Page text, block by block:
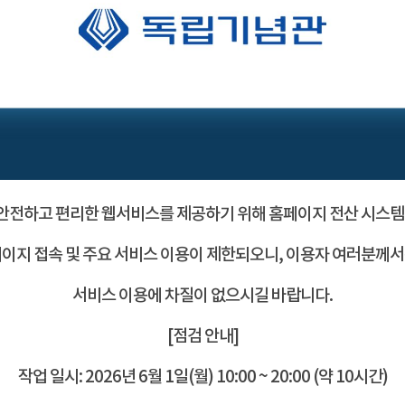
전하고 편리한 웹서비스를 제공하기 위해 홈페이지 전산 시스
지 접속 및 주요 서비스 이용이 제한되오니, 이용자 여러분께
서비스 이용에 차질이 없으시길 바랍니다.
[점검 안내]
작업 일시: 2026년 6월 1일(월) 10:00 ~ 20:00 (약 10시간)